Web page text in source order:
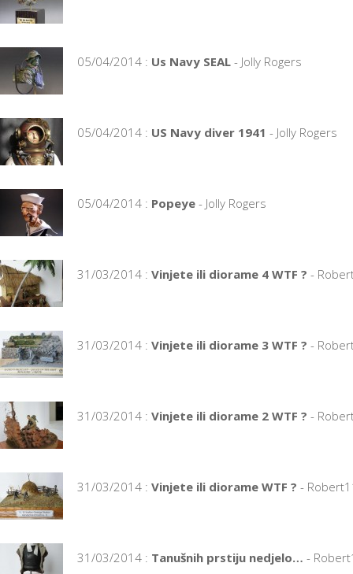
05/04/2014 : Us Navy SEAL - Jolly Rogers
05/04/2014 : US Navy diver 1941 - Jolly Rogers
05/04/2014 : Popeye - Jolly Rogers
31/03/2014 : Vinjete ili diorame 4 WTF ? -
31/03/2014 : Vinjete ili diorame 3 WTF ? -
31/03/2014 : Vinjete ili diorame 2 WTF ? -
31/03/2014 : Vinjete ili diorame WTF ? -
31/03/2014 : Tanušnih prstiju nedjelo… -